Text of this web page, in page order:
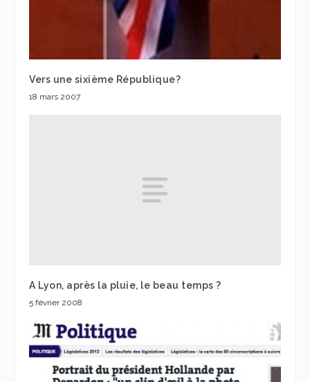
Vers une sixième République?
18 mars 2007
A Lyon, après la pluie, le beau temps ?
5 février 2008